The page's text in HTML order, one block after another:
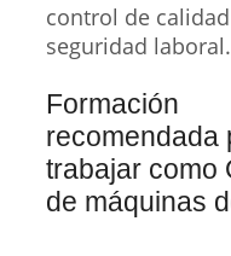
control de
seguridad laboral.
Formación
recomendada
trabajar como
de máquinas